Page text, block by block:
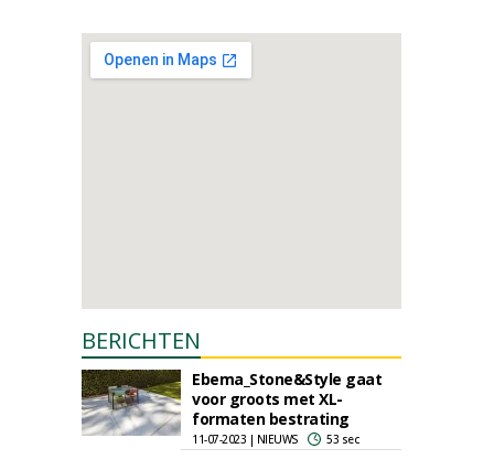
BERICHTEN
Ebema_Stone&Style gaat
voor groots met XL-
formaten bestrating
11-07-2023 | NIEUWS 53 sec